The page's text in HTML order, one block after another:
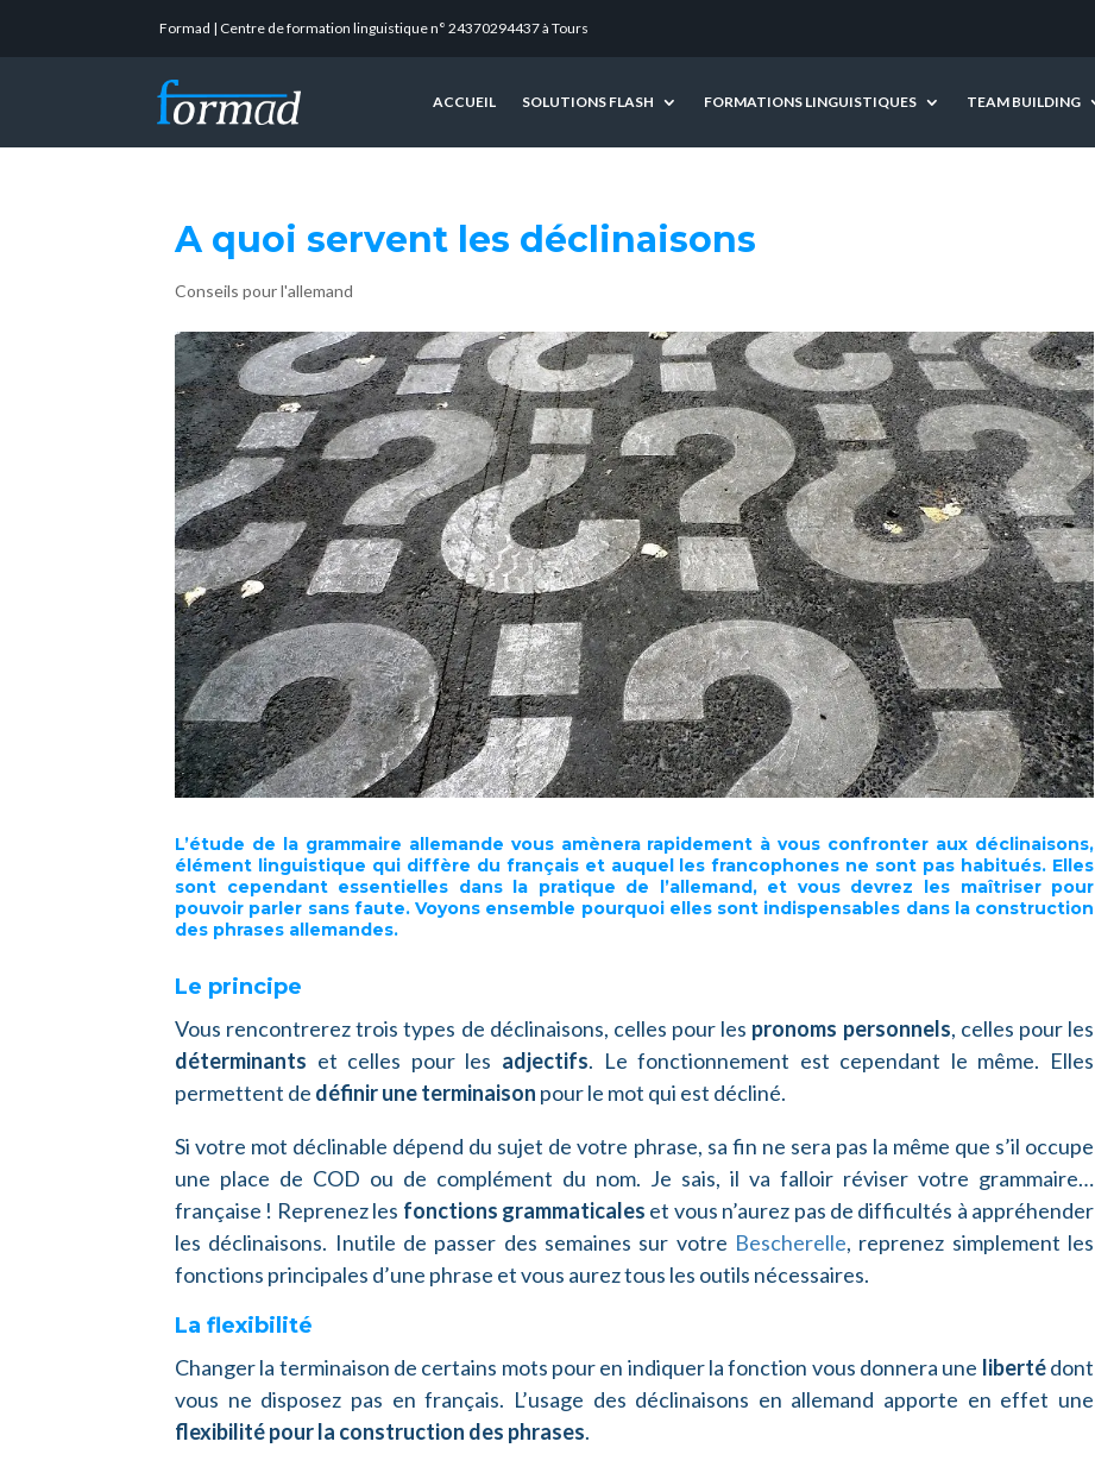
Formad | Centre de formation linguistique n° 24370294437 à Tours
ACCUEIL SOLUTIONS FLASH FORMATIONS LINGUISTIQUES TEAM BUILDING
A quoi servent les déclinaisons
Conseils pour l'allemand
L’étude de la grammaire allemande vous amènera rapidement àvous confronter aux déclinaisons,
élément linguistique qui diffère du français et auquel les francophones ne sont pas habitués. Elles
sont cependant essentielles dans la pratique de l’allemand, et vous devrez les maîtriser pour
pouvoir parler sans faute. Voyons ensemble pourquoi elles sont indispensables dans la construction
des phrases allemandes.
Le principe
Vous rencontrerez trois types de déclinaisons, celles pour les pronoms personnels, celles pour les
déterminants et celles pour les adjectifs. Le fonctionnement est cependant le même. Elles
permettent de définir une terminaison pour le mot qui est décliné.
Si votre mot déclinable dépend du sujet de votre phrase, sa fin ne sera pas la même que s’il occupe
une place de COD ou de complément du nom. Je sais, il va falloir réviser votre grammaire…
française ! Reprenez les fonctions grammaticales et vous n’aurez pas de difficultés à appréhender
les déclinaisons. Inutile de passer des semaines sur votre Bescherelle, reprenez simplement les
fonctions principales d’une phrase et vous aurez tous les outils nécessaires.
La flexibilité
Changer la terminaison de certains mots pour en indiquer la fonction vous donnera une libertédont
vous ne disposez pas en français. L’usage des déclinaisons en allemand apporte en effet une
flexibilité pour la construction des phrases.